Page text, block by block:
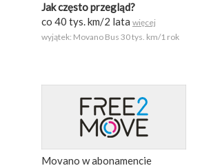
Jak często przegląd?
co 40 tys. km/2 lata więcej
wyjątek: Movano Bus 30 tys. km/1 rok
Movano w abonamencie